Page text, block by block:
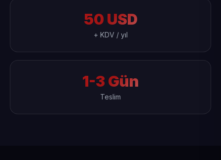
50 USD
+ KDV / yıl
1-3 Gün
Teslim